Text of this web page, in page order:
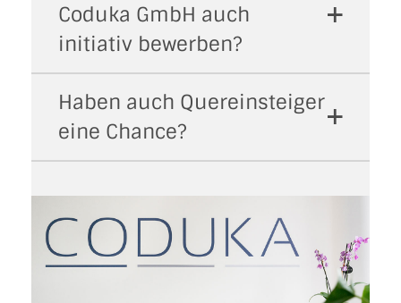
Coduka GmbH auch
initiativ bewerben?
Haben auch Quereinsteiger
eine Chance?